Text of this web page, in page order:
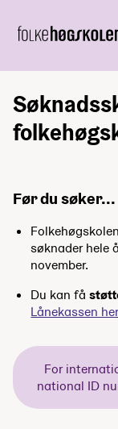
Før du søker...
søknader hele
november.
Du kan få
Lånekassen
For
national ID